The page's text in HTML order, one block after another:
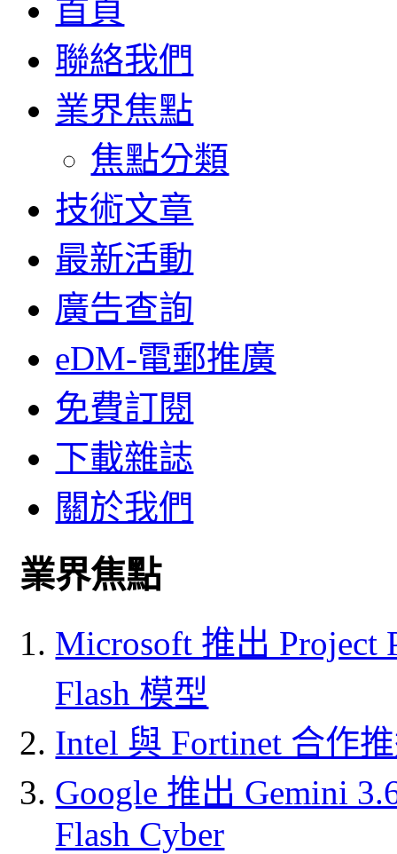
首頁
聯絡我們
業界焦點
焦點分類
技術文章
最新活動
廣告查詢
eDM-電郵推廣
免費訂閱
下載雜誌
關於我們
業界焦點
Microsoft 推出 Project
Flash 模型
Intel 與 Fortinet 合作
Google 推出 Gemini
Flash Cyber